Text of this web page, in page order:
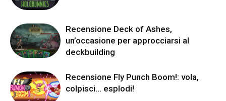
Recensione Deck of Ashes,
un’occasione per approcciarsi al
deckbuilding
Recensione Fly Punch Boom!: vola,
colpisci… esplodi!